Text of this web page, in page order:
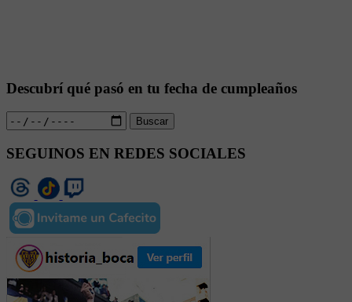
Descubrí qué pasó en tu fecha de cumpleaños
Buscar
SEGUINOS EN REDES SOCIALES